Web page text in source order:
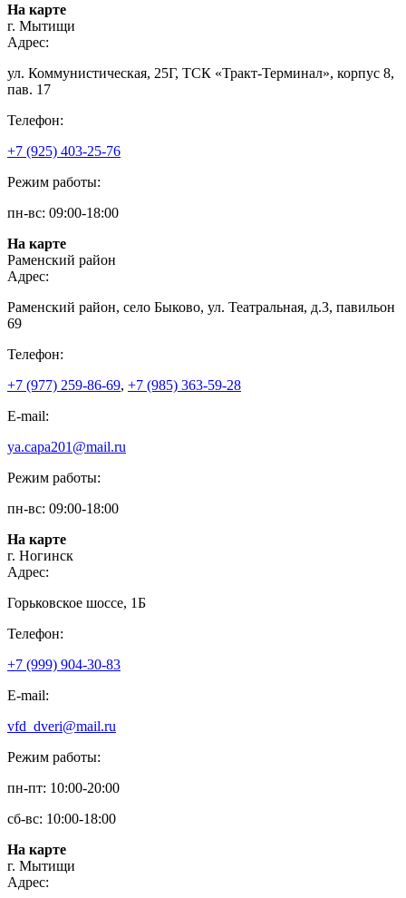
На карте
г. Мытищи
Адрес:
ул. Коммунистическая, 25Г, ТСК «Тракт-Терминал», корпус 8,
пав. 17
Телефон:
+7 (925) 403-25-76
Режим работы:
пн-вс: 09:00-18:00
На карте
Раменский район
Адрес:
Раменский район, село Быково, ул. Театральная, д.3, павильон
69
Телефон:
+7 (977) 259-86-69, +7 (985) 363-59-28
E-mail:
ya.capa201@mail.ru
Режим работы:
пн-вс: 09:00-18:00
На карте
г. Ногинск
Адрес:
Горьковское шоссе, 1Б
Телефон:
+7 (999) 904-30-83
E-mail:
vfd_dveri@mail.ru
Режим работы:
пн-пт: 10:00-20:00
сб-вс: 10:00-18:00
На карте
г. Мытищи
Адрес: